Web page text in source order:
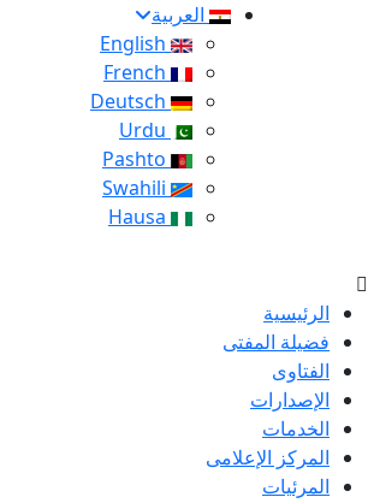
العربية
الرئيسية
فضيلة المفتى
الفتاوى
الإصدارات
الخدمات
المركز الإعلامى
المرئيات